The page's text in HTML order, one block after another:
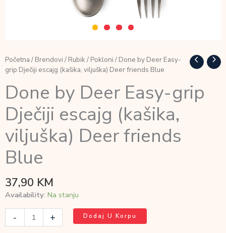
Početna / Brendovi / Rubik/ Pokloni / Done by Deer Easy-
grip Dječiji escajg (kašika, viljuška) Deer friends Blue
Done by Deer Easy-grip
Dječiji escajg (kašika,
viljuška) Deer friends
Blue
37,90 KM
Availability: Na stanju
- + Dodaj U Korpu